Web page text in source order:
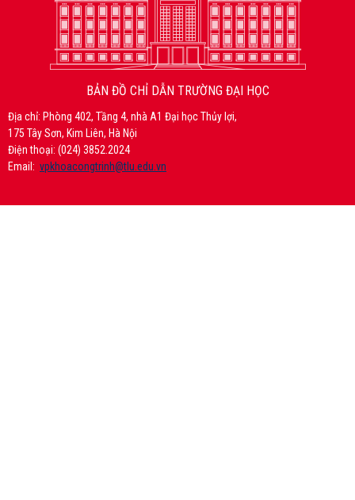
BẢN ĐỒ CHỈ DẪN TRƯỜNG ĐẠI HỌC
Địa chỉ: Phòng 402, Tầng 4, nhà A1 Đại học Thủy lợi,
175 Tây Sơn, Kim Liên, Hà Nội
Điện thoại: (024) 3852.2024
Email: vpkhoacongtrinh@tlu.edu.vn